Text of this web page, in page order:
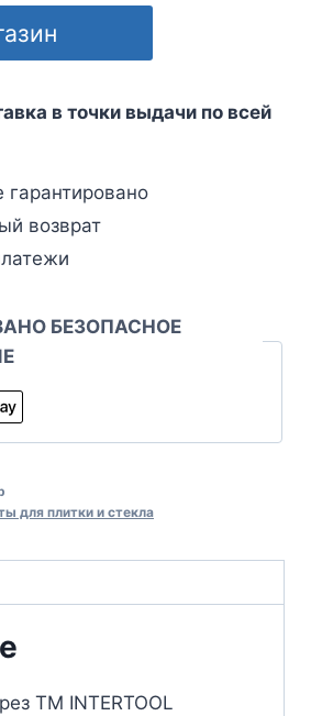
в точки выдачи по всей
гарантировано
возврат
БЕЗОПАСНОЕ
для плитки и стекла
ТМ INTERTOOL